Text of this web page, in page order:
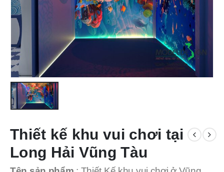
Thiết kế khu vui chơi tại
Long Hải Vũng Tàu